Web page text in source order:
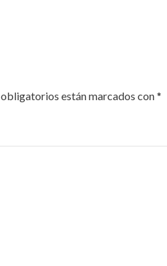
están marcados con*